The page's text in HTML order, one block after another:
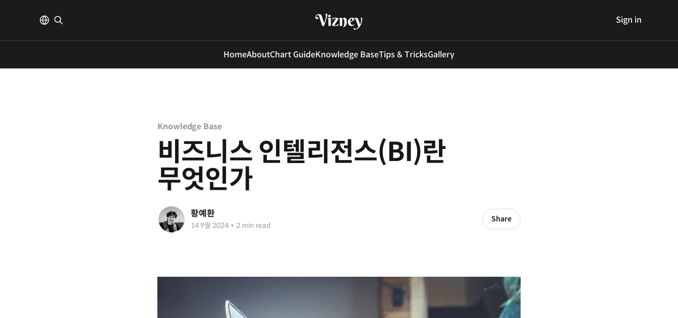
HomeAboutChart GuideKnowledge BaseTips & TricksGallery
Sign in
Knowledge Base
비즈니스 인텔리전스(BI)란
무엇인가
황예환
14 9월 2024 • 2 min read
Share